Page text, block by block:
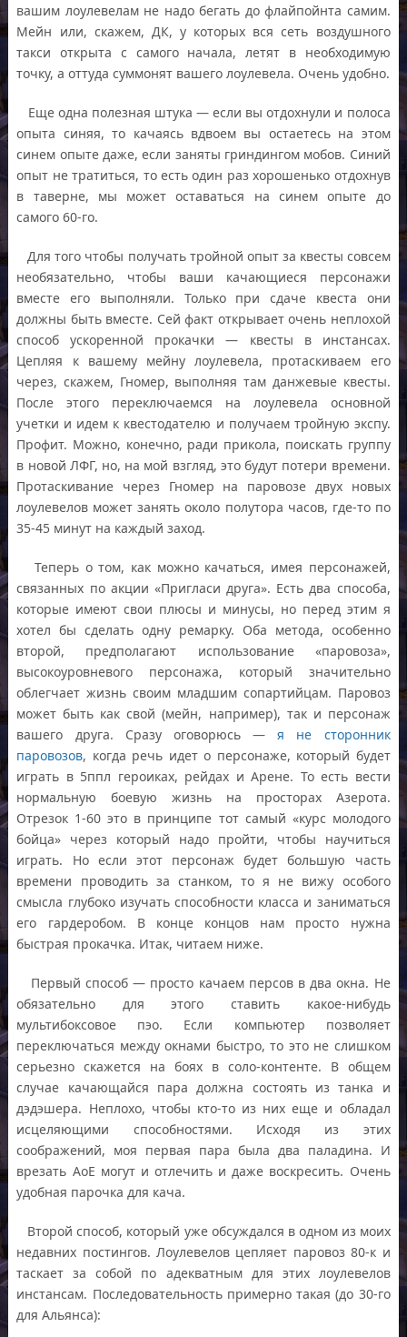
вашим лоулевелам не надо бегать до флайпойнта самим.
Мейн или, скажем, ДК, у которых вся сеть воздушного
такси открыта с самого начала, летят в необходимую
точку, а оттуда суммонят вашего лоулевела. Очень удобно.
Еще одна полезная штука — если вы отдохнули и полоса
опыта синяя, то качаясь вдвоем вы остаетесь на этом
синем опыте даже, если заняты гриндингом мобов. Синий
опыт не тратиться, то есть один раз хорошенько отдохнув
в таверне, мы может оставаться на синем опыте до
самого 60-го.
Для того чтобы получать тройной опыт за квесты совсем
необязательно, чтобы ваши качающиеся персонажи
вместе его выполняли. Только при сдаче квеста они
должны быть вместе. Сей факт открывает очень неплохой
способ ускоренной прокачки — квесты в инстансах.
Цепляя к вашему мейну лоулевела, протаскиваем его
через, скажем, Гномер, выполняя там данжевые квесты.
После этого переключаемся на лоулевела основной
учетки и идем к квестодателю и получаем тройную экспу.
Профит. Можно, конечно, ради прикола, поискать группу
в новой ЛФГ, но, на мой взгляд, это будут потери времени.
Протаскивание через Гномер на паровозе двух новых
лоулевелов может занять около полутора часов, где-то по
35-45 минут на каждый заход.
Теперь о том, как можно качаться, имея персонажей,
связанных по акции «Пригласи друга». Есть два способа,
которые имеют свои плюсы и минусы, но перед этим я
хотел бы сделать одну ремарку. Оба метода, особенно
второй, предполагают использование «паровоза»,
высокоуровневого персонажа, который значительно
облегчает жизнь своим младшим сопартийцам. Паровоз
может быть как свой (мейн, например), так и персонаж
вашего друга. Сразу оговорюсь —я не сторонник
паровозов, когда речь идет о персонаже, который будет
играть в 5ппл героиках, рейдах и Арене. То есть вести
нормальную боевую жизнь на просторах Азерота.
Отрезок 1-60 это в принципе тот самый «курс молодого
бойца» через который надо пройти, чтобы научиться
играть. Но если этот персонаж будет большую часть
времени проводить за станком, то я не вижу особого
смысла глубоко изучать способности класса и заниматься
его гардеробом. В конце концов нам просто нужна
быстрая прокачка. Итак, читаем ниже.
Первый способ — просто качаем персов в два окна. Не
обязательно для этого ставить какое-нибудь
мультибоксовое пэо. Если компьютер позволяет
переключаться между окнами быстро, то это не слишком
серьезно скажется на боях в соло-контенте. В общем
случае качающайся пара должна состоять из танка и
дэдэшера. Неплохо, чтобы кто-то из них еще и обладал
исцеляющими способностями. Исходя из этих
соображений, моя первая пара была два паладина. И
врезать АоЕ могут и отлечить и даже воскресить. Очень
удобная парочка для кача.
Второй способ, который уже обсуждался в одном из моих
недавних постингов. Лоулевелов цепляет паровоз 80-к и
таскает за собой по адекватным для этих лоулевелов
инстансам. Последовательность примерно такая (до 30-го
для Альянса):